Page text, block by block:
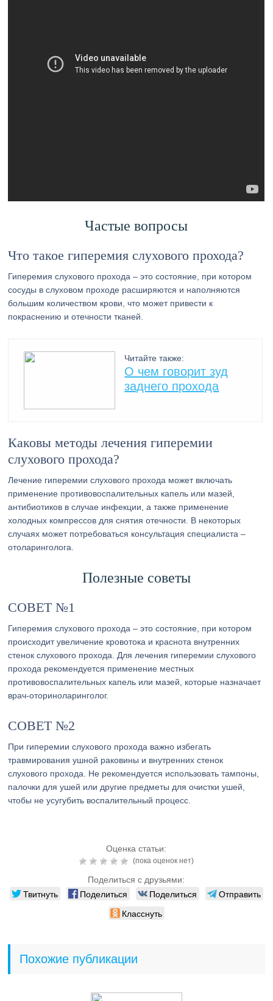
Частые вопросы
Что такое гиперемия слухового прохода?
Гиперемия слухового прохода – это состояние, при котором
сосуды в слуховом проходе расширяются и наполняются
большим количеством крови, что может привести к
покраснению и отечности тканей.
Читайте также:
О чем говорит зуд
заднего прохода
Каковы методы лечения гиперемии
слухового прохода?
Лечение гиперемии слухового прохода может включать
применение противовоспалительных капель или мазей,
антибиотиков в случае инфекции, а также применение
холодных компрессов для снятия отечности. В некоторых
случаях может потребоваться консультация специалиста –
отоларинголога.
Полезные советы
СОВЕТ №1
Гиперемия слухового прохода – это состояние, при котором
происходит увеличение кровотока и краснота внутренних
стенок слухового прохода. Для лечения гиперемии слухового
прохода рекомендуется применение местных
противовоспалительных капель или мазей, которые назначает
врач-оториноларинголог.
СОВЕТ №2
При гиперемии слухового прохода важно избегать
травмирования ушной раковины и внутренних стенок
слухового прохода. Не рекомендуется использовать тампоны,
палочки для ушей или другие предметы для очистки ушей,
чтобы не усугубить воспалительный процесс.
Оценка статьи:
(пока оценок нет)
Поделиться с друзьями:
Твитнуть Поделиться Поделиться
Отправить
Класснуть
Похожие публикации